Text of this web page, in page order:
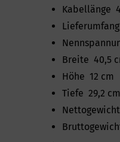
Kabellänge
Breite 40,5
Höhe 12 cm
Tiefe 29,2 cm